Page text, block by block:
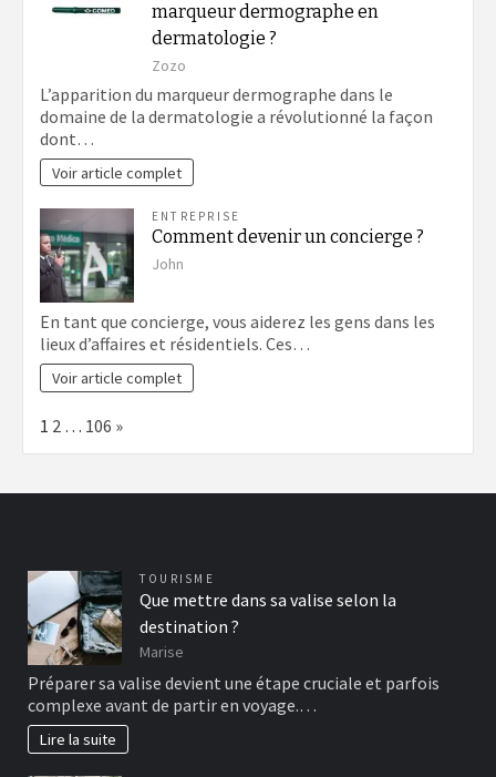
marqueur dermographe en
dermatologie ?
Zozo
L’apparition du marqueur dermographe dans le
domaine de la dermatologie a révolutionné la façon
dont…
Voir article complet
ENTREPRISE
Comment devenir un concierge ?
John
En tant que concierge, vous aiderez les gens dans les
lieux d’affaires et résidentiels. Ces…
Voir article complet
Page:
1 2 … 106 Next
»
TOURISME
Que mettre dans sa valise selon la
destination ?
Marise
Préparer sa valise devient une étape cruciale et parfois
complexe avant de partir en voyage.…
Lire la suite